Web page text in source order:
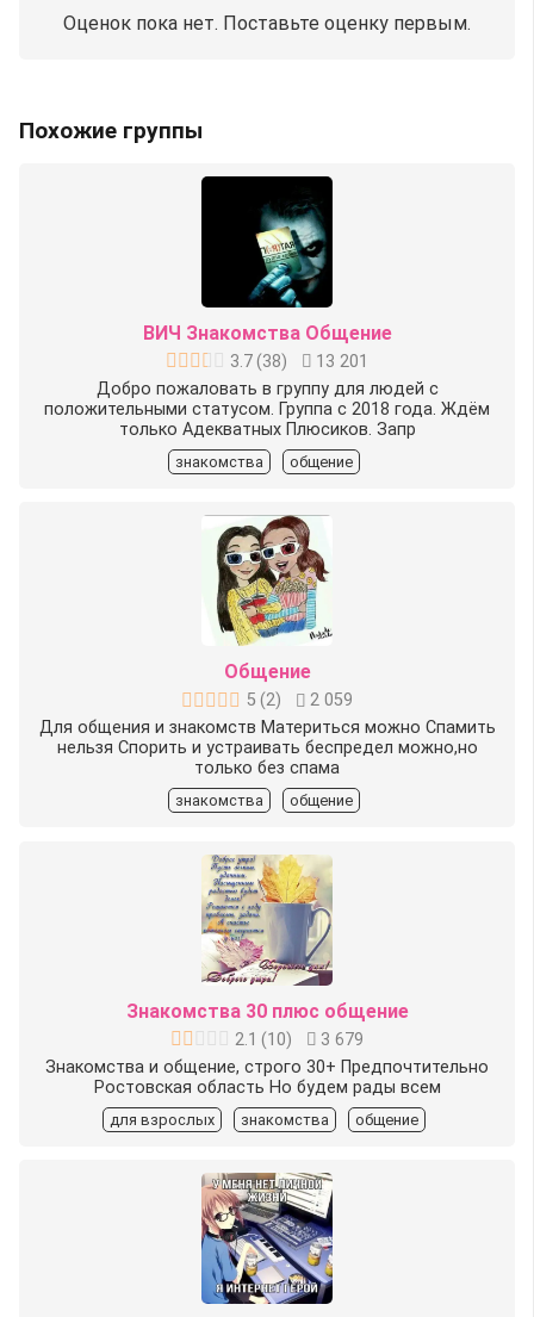
Оценок пока нет. Поставьте оценку первым.
Похожие группы
ВИЧ Знакомства Общение
3.7(38)
13 201
Добро пожаловать в группу для людей с
положительными статусом. Группа с 2018 года. Ждём
только Адекватных Плюсиков. Запр
знакомства общение
Общение
5 (2)
2 059
Для общения и знакомств Материться можно️ Спамить
нельзя️ Спорить и устраивать беспредел можно,но
только без спама
знакомства общение
Знакомства 30 плюс общение
2.1 (10)
3 679
Знакомства и общение, строго 30+ Предпочтительно
Ростовская область Но будем рады всем
для взрослых знакомства общение